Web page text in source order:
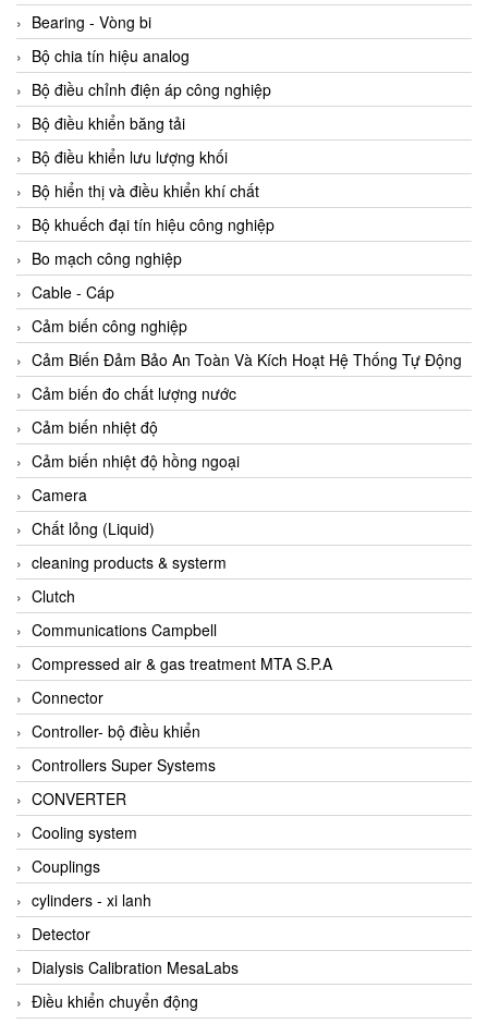
ADFweb Vietnam
Adler Vietnam
Ados Vietnam
Advanced Energy Vietnam
Advantech Vietnam
Agate Vietnam
AGR International Vietnam
Aichi Tokei Denki Vietnam
Aii Vietnam
AIKOH
AINUO Vietnam
AIR MAJOR
Aira Euro Automation
Airtac Vietnam
Airtec Vietnam
AI-Tek Vietnam
Akerstroms Viet Nam
AKO Armaturen & Separationstechnik
AKO Armaturen & Separationstechnik Vietnam
AKUSENSE
ALA OFFICINE SPA
Albrecht-Automatik Viet Nam
Allen Bradley Vietnam
Alpha Moisture Vietnam
Alpha-Achem Vietnam
Alphino
ALRE-IT Vietnam
Altech
Amarillo Gear
Ametek
Bearing - Vòng bi
Bộ chia tín hiệu analog
Bộ điều chỉnh điện áp công nghiệp
Bộ điều khiển băng tải
Bộ điều khiển lưu lượng khối
Bộ hiển thị và điều khiển khí chất
Bộ khuếch đại tín hiệu công nghiệp
Bo mạch công nghiệp
Cable - Cáp
Cảm biến công nghiệp
Cảm Biến Đảm Bảo An Toàn Và Kích Hoạt Hệ Thống Tự Động
Cảm biến đo chất lượng nước
Cảm biến nhiệt độ
Cảm biến nhiệt độ hồng ngoại
Camera
Chất lỏng (Liquid)
cleaning products & systerm
Clutch
Communications Campbell
Compressed air & gas treatment MTA S.P.A
Connector
Controller- bộ điều khiển
Controllers Super Systems
CONVERTER
Cooling system
Couplings
cylinders - xi lanh
Detector
Dialysis Calibration MesaLabs
Điều khiển chuyển động